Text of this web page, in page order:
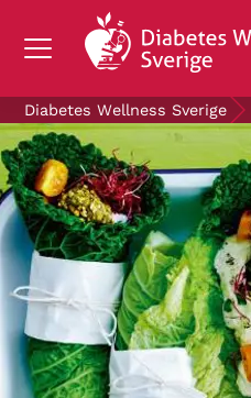
OM DIABETES
STÖD OSS
FORSKNING
NYHETER & EVENT
OM OSS
GRATIS DIABETESPRODUKTER
Blodsockerkollen
Diabetes Wellness Sverige